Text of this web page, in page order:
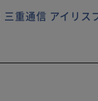
三重通信 アイリス